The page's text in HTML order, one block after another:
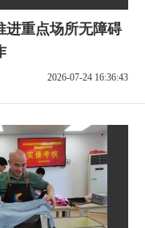
进重点场所无障碍
2026-07-24 16:36:43